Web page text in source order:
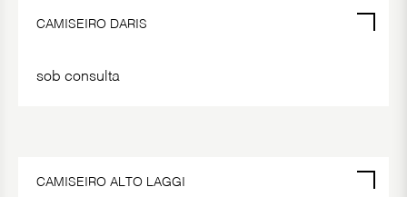
BANQUETAS
CAMISEIRO DARIS
sob consulta
CAMISEIRO ALTO LAGGI